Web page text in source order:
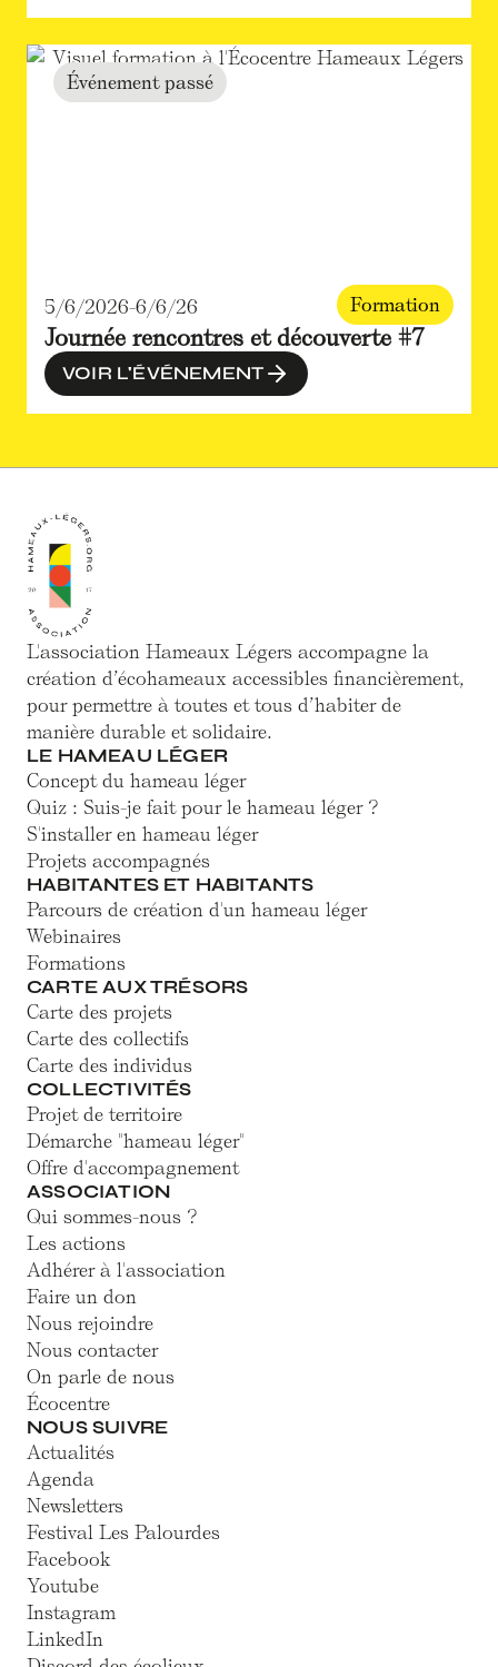
Événement passé
5/6/2026-6/6/26 Formation
Journée rencontres et découverte #7
VOIR L'ÉVÉNEMENT
L'association Hameaux Légers accompagne la
création d’écohameaux accessibles financièrement,
pour permettre à toutes et tous d’habiter de
manière durable et solidaire.
LE HAMEAU LÉGER
Concept du hameau léger
Quiz : Suis-je fait pour le hameau léger ?
S'installer en hameau léger
Projets accompagnés
HABITANTES ET HABITANTS
Parcours de création d'un hameau léger
Webinaires
Formations
CARTE AUX TRÉSORS
Carte des projets
Carte des collectifs
Carte des individus
COLLECTIVITÉS
Projet de territoire
Démarche "hameau léger"
Offre d'accompagnement
ASSOCIATION
Qui sommes-nous ?
Les actions
Adhérer à l'association
Faire un don
Nous rejoindre
Nous contacter
On parle de nous
Écocentre
NOUS SUIVRE
Actualités
Agenda
Newsletters
Festival Les Palourdes
Facebook
Youtube
Instagram
LinkedIn